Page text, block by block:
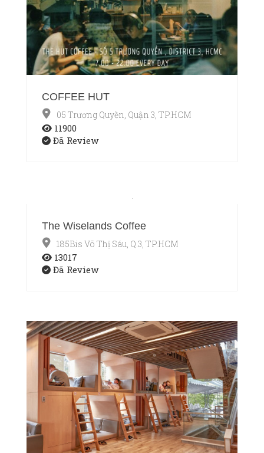
COFFEE HUT
05 Trương Quyền, Quận 3, TP.HCM
11900
Đã Review
The Wiselands Coffee
185Bis Võ Thị Sáu, Q.3, TP.HCM
13017
Đã Review